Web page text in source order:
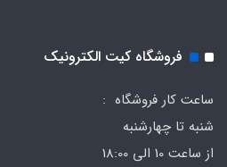
فروشگاه کیت الکترونیک
ساعت کار فروشگاه :
شنبه تا چهارشنبه
از ساعت 10 الی 18:00